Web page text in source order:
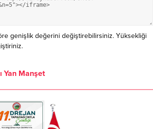
genişlik değerini değiştirebilirsiniz. Yüksekliği
Yan Manşet